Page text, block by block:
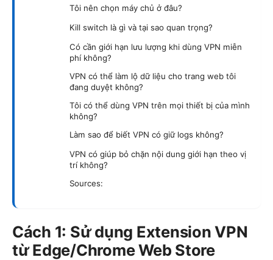
Tôi nên chọn máy chủ ở đâu?
Kill switch là gì và tại sao quan trọng?
Có cần giới hạn lưu lượng khi dùng VPN miễn
phí không?
VPN có thể làm lộ dữ liệu cho trang web tôi
đang duyệt không?
Tôi có thể dùng VPN trên mọi thiết bị của mình
không?
Làm sao để biết VPN có giữ logs không?
VPN có giúp bỏ chặn nội dung giới hạn theo vị
trí không?
Sources:
Cách 1: Sử dụng Extension VPN
từ Edge/Chrome Web Store